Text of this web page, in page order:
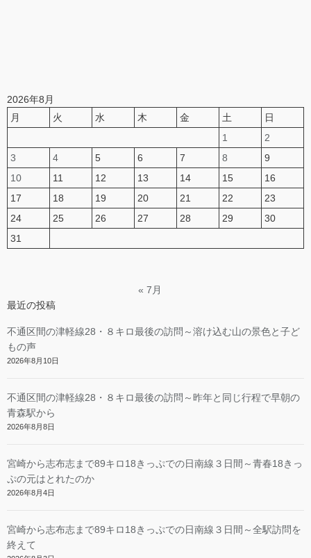
2026年8月
月
火 水 木 金 土
日
1
2
3
4 5 6 7 8
9
10
11 12 13 14 15
16
17
18 19 20 21 22
23
24
25 26 27 28 29
30
31
« 7月
最近の投稿
不通区間の津軽線28・８キロ最後の訪問～溶け込む山の景色と子ど
もの声
2026年8月10日
不通区間の津軽線28・８キロ最後の訪問～昨年と同じ行程で早朝の
青森駅から
2026年8月8日
宮崎から志布志まで89キロ18きっぷでの日南線３日間～青春18きっ
ぷの元はとれたのか
2026年8月4日
宮崎から志布志まで89キロ18きっぷでの日南線３日間～全駅訪問を
終えて